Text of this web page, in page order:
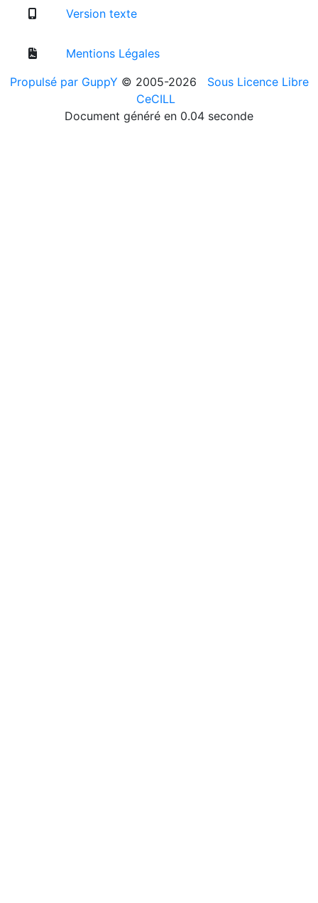
Version texte
Mentions Légales
Propulsé par GuppY © 2005-2026
Sous Licence Libre
CeCILL
Document généré en 0.04 seconde